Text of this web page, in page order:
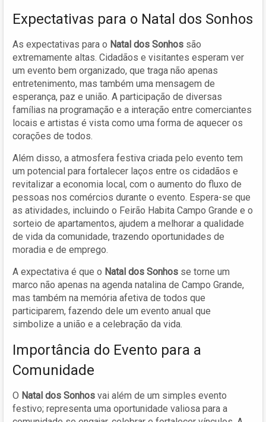
Expectativas para o Natal dos Sonhos
As expectativas para o Natal dos Sonhos são
extremamente altas. Cidadãos e visitantes esperam ver
um evento bem organizado, que traga não apenas
entretenimento, mas também uma mensagem de
esperança, paz e união. A participação de diversas
famílias na programação e a interação entre comerciantes
locais e artistas é vista como uma forma de aquecer os
corações de todos.
Além disso, a atmosfera festiva criada pelo evento tem
um potencial para fortalecer laços entre os cidadãos e
revitalizar a economia local, com o aumento do fluxo de
pessoas nos comércios durante o evento. Espera-se que
as atividades, incluindo o Feirão Habita Campo Grande e o
sorteio de apartamentos, ajudem a melhorar a qualidade
de vida da comunidade, trazendo oportunidades de
moradia e de emprego.
A expectativa é que o Natal dos Sonhos se torne um
marco não apenas na agenda natalina de Campo Grande,
mas também na memória afetiva de todos que
participarem, fazendo dele um evento anual que
simbolize a união e a celebração da vida.
Importância do Evento para a
Comunidade
O Natal dos Sonhos vai além de um simples evento
festivo; representa uma oportunidade valiosa para a